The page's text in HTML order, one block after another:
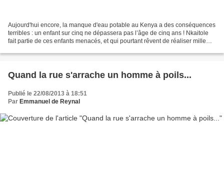
Aujourd'hui encore, la manque d'eau potable au Kenya a des conséquences
terribles : un enfant sur cinq ne dépassera pas l’âge de cinq ans ! Nkaitole
fait partie de ces enfants menacés, et qui pourtant rêvent de réaliser mille
Quand la rue s'arrache un homme à poils...
Publié le 22/08/2013 à 18:51
Par Emmanuel de Reynal